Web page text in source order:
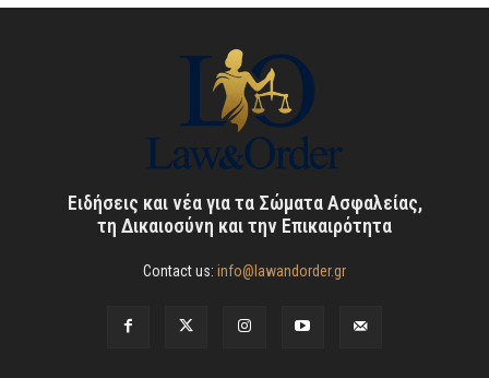
Ειδήσεις και νέα για τα Σώματα Ασφαλείας,
τη Δικαιοσύνη και την Επικαιρότητα
Contact us: info@lawandorder.gr